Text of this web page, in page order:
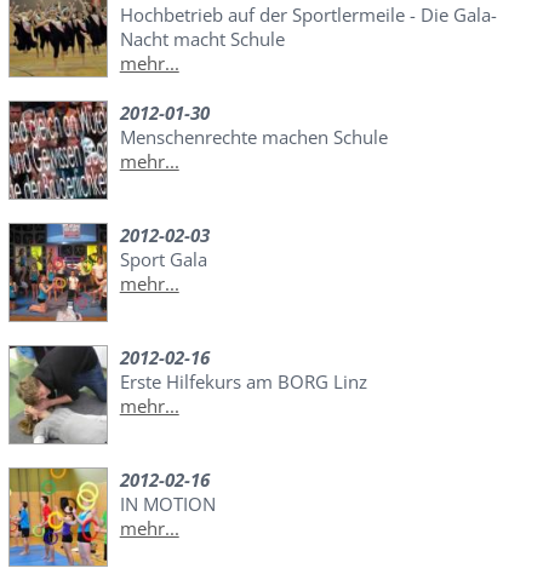
Hochbetrieb auf der Sportlermeile - Die Gala-
Nacht macht Schule
mehr...
2012-01-30
Menschenrechte machen Schule
mehr...
2012-02-03
Sport Gala
mehr...
2012-02-16
Erste Hilfekurs am BORG Linz
mehr...
2012-02-16
IN MOTION
mehr...